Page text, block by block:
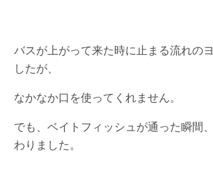
バスが上がって来た時に止まる流れの
したが、
なかなか口を使ってくれません。
でも、ベイトフィッシュが通った瞬間
わりました。